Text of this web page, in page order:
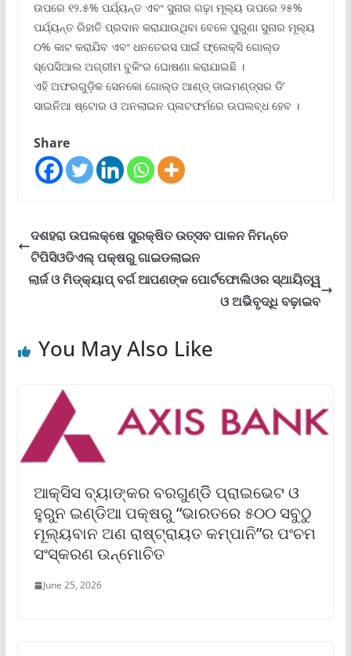
ଉପରେ ୧୨.୫% ପର୍ଯ୍ୟନ୍ତ ଏବଂ ସୁନାର ଗଢ଼ା ମୂଲ୍ୟ ଉପରେ ୨୫%
ପର୍ଯ୍ୟନ୍ତ ରିହାତି ପ୍ରଦାନ କରାଯାଉଥିବା ବେଳେ ପୁରୁଣା ସୁନାର ମୂଲ୍ୟ
୦% କାଟ କରାଯିବ ଏବଂ ଧନତେରସ ପାଇଁ ଫ୍ଲେକ୍ସି ଗୋଲ୍ଡ
ସ୍ପେସିଆଲ ଅଗ୍ରୀମ ବୁକିଂର ଘୋଷଣା କରାଯାଇଛି ।
ଏହି ଅଫରଗୁଡ଼ିକ ସେନକୋ ଗୋଲ୍ଡ ଆଣ୍ଡ୍ ଡାଇମଣ୍ଡ୍‌ସର ଡି’
ସାଇନିଆ ଷ୍ଟୋର ଓ ଅନଲାଇନ ପ୍ଳାଟଫର୍ମରେ ଉପଲବ୍ଧ ହେବ ।
Share
ଦଶହରା ଉପଲକ୍ଷେ ସୁରକ୍ଷିତ ଉତ୍ସବ ପାଳନ ନିମନ୍ତେ
ଟିପିସିଓଡିଏଲ୍ ପକ୍ଷରୁ ଗାଇଡଲାଇନ
ଲାର୍ଜ ଓ ମିଡ୍‌କ୍ୟାପ୍ ବର୍ଗ ଆପଣଙ୍କ ପୋର୍ଟଫୋଲିଓର ସ୍ଥାୟିତ୍ୱ
ଓ ଅଭିିବୃଦ୍ଧି ବଢ଼ାଇବ
You May Also Like
ଆକ୍ସିସ ବ୍ୟାଙ୍କର ବରଗୁଣ୍ଡିି ପ୍ରାଇଭେଟ ଓ
ହୁରୁନ ଇଣ୍ଡିଆ ପକ୍ଷରୁ “ଭାରତରେ ୫୦୦ ସବୁଠୁ
ମୂଲ୍ୟବାନ ଅଣ ରାଷ୍ଟ୍ରାୟତ କମ୍ପାନି”ର ପଂଚମ
ସଂସ୍କରଣ ଉନ୍ମୋଚିତ
June 25, 2026